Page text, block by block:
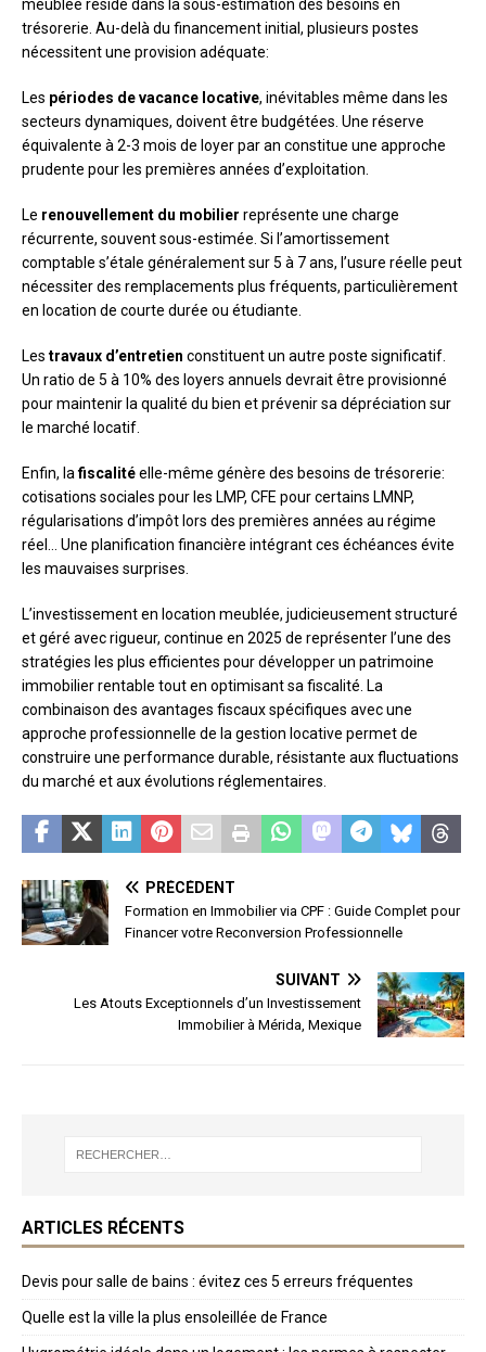
meublée réside dans la sous-estimation des besoins en
trésorerie. Au-delà du financement initial, plusieurs postes
nécessitent une provision adéquate:
Les périodes de vacance locative, inévitables même dans les
secteurs dynamiques, doivent être budgétées. Une réserve
équivalente à 2-3 mois de loyer par an constitue une approche
prudente pour les premières années d’exploitation.
Le renouvellement du mobilier représente une charge
récurrente, souvent sous-estimée. Si l’amortissement
comptable s’étale généralement sur 5 à 7 ans, l’usure réelle peut
nécessiter des remplacements plus fréquents, particulièrement
en location de courte durée ou étudiante.
Les travaux d’entretien constituent un autre poste significatif.
Un ratio de 5 à 10% des loyers annuels devrait être provisionné
pour maintenir la qualité du bien et prévenir sa dépréciation sur
le marché locatif.
Enfin, lafiscalitéelle-même génère des besoins de trésorerie:
cotisations sociales pour les LMP, CFE pour certains LMNP,
régularisations d’impôt lors des premières années au régime
réel… Une planification financière intégrant ces échéances évite
les mauvaises surprises.
L’investissement en location meublée, judicieusement structuré
et géré avec rigueur, continue en 2025 de représenter l’une des
stratégies les plus efficientes pour développer un patrimoine
immobilier rentable tout en optimisant sa fiscalité. La
combinaison des avantages fiscaux spécifiques avec une
approche professionnelle de la gestion locative permet de
construire une performance durable, résistante aux fluctuations
du marché et aux évolutions réglementaires.
PRÉCÉDENT
Formation en Immobilier via CPF : Guide Complet pour
Financer votre Reconversion Professionnelle
SUIVANT
Les Atouts Exceptionnels d’un Investissement
Immobilier à Mérida, Mexique
ARTICLES RÉCENTS
Devis pour salle de bains : évitez ces 5 erreurs fréquentes
Quelle est la ville la plus ensoleillée de France